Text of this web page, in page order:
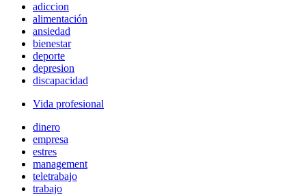
adiccion
alimentación
ansiedad
bienestar
deporte
depresion
discapacidad
Vida profesional
dinero
empresa
estres
management
teletrabajo
trabajo